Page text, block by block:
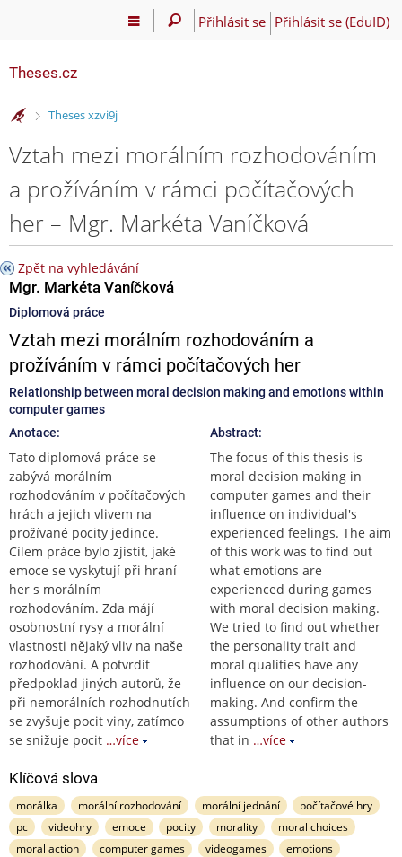
Přihlásit se Přihlásit se (EduID)
Theses.cz
>
Theses xzvi9j
Vztah mezi morálním rozhodováním
a prožíváním v rámci počítačových
her – Mgr. Markéta Vaníčková
Zpět na vyhledávání
Mgr. Markéta Vaníčková
Diplomová práce
Vztah mezi morálním rozhodováním a
prožíváním v rámci počítačových her
Relationship between moral decision making and emotions within
computer games
Anotace:
Tato diplomová práce se
zabývá morálním
rozhodováním v počítačových
hrách a jejich vlivem na
prožívané pocity jedince.
Cílem práce bylo zjistit, jaké
emoce se vyskytují při hraní
her s morálním
rozhodováním. Zda májí
osobnostní rysy a morální
vlastnosti nějaký vliv na naše
rozhodování. A potvrdit
předpoklad jiných autorů, že
při nemorálních rozhodnutích
se zvyšuje pocit viny, zatímco
se snižuje pocit …více
Abstract:
The focus of this thesis is
moral decision making in
computer games and their
influence on individual's
experienced feelings. The aim
of this work was to find out
what emotions are
experienced during games
with moral decision making.
We tried to find out whether
the personality trait and
moral qualities have any
influence on our decision-
making. And confirm the
assumptions of other authors
that in …více
Klíčová slova
morálka morální rozhodování morální jednání
počítačové hry
pc
videohry emoce pocity morality
moral choices
moral action
computer games videogames
emotions